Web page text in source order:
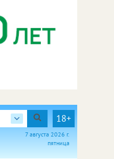
18+
7 августа 2026 г.
пятница